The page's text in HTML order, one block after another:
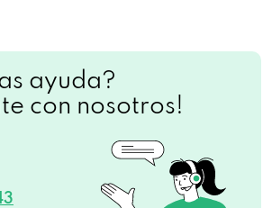
ayuda?
con nosotros!